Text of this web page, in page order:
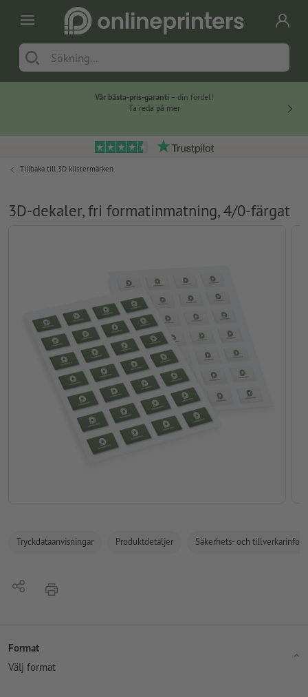
Vår bästa-pris-garanti – din fördel!
Ta reda på mer
Tillbaka till 3D klistermärken
3D-dekaler, fri formatinmatning, 4/0-färgat
Tryckdataanvisningar Produktdetaljer Säkerhets- och
Dela erbjudande
Format
Välj format